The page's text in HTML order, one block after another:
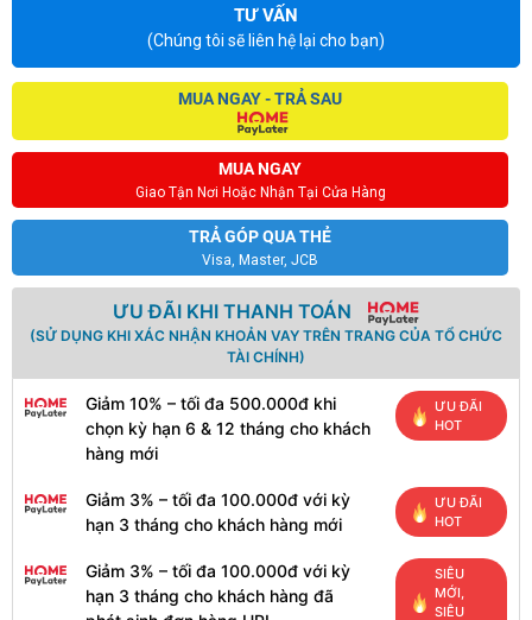
TƯ VẤN
(Chúng tôi sẽ liên hệ lại cho bạn)
MUA NGAY
Giao Tận Nơi Hoặc Nhận Tại Cửa Hàng
TRẢ GÓP QUA THẺ
Visa, Master, JCB
MUA NGAY - TRẢ SAU
ƯU ĐÃI KHI THANH TOÁN
(SỬ DỤNG KHI XÁC NHẬN KHOẢN VAY TRÊN TRANG CỦA TỔ CHỨC
TÀI CHÍNH)
Giảm 10% – tối đa 500.000đ khi
chọn kỳ hạn 6 & 12 tháng cho khách
hàng mới
ƯU ĐÃI
HOT
Giảm 3% – tối đa 100.000đ với kỳ
hạn 3 tháng cho khách hàng mới
ƯU ĐÃI
HOT
Giảm 3% – tối đa 100.000đ với kỳ
hạn 3 tháng cho khách hàng đã
SIÊU
MỚI,
SIÊU